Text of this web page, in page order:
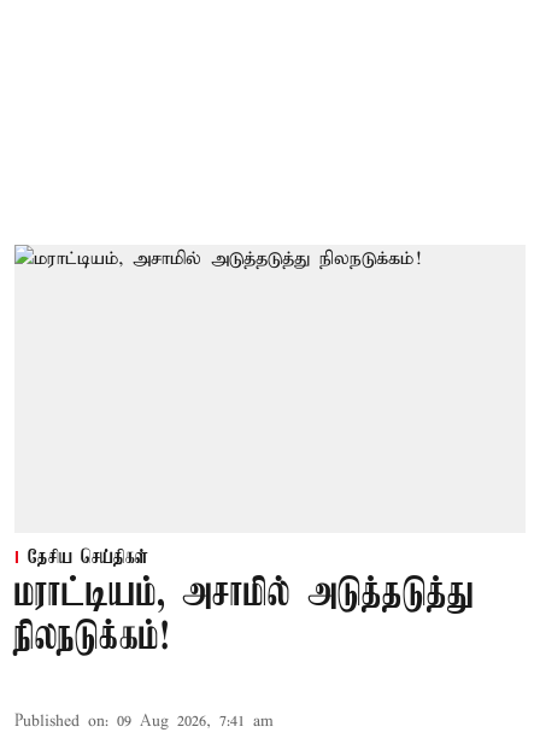
தேசிய செய்திகள்
மராட்டியம், அசாமில் அடுத்தடுத்து
நிலநடுக்கம்!
Published on: 09 Aug 2026, 7:41 am